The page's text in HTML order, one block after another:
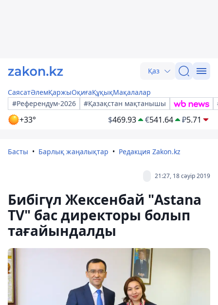
Қаз
СаясатӘлемҚаржыОқиғаҚұқықМақалалар
#Референдум-2026
#Қазақстан мақтанышы
+33° $469.93 €541.64 ₽5.71
Басты Барлық жаңалықтар Редакция Zakon.kz
21:27, 18 сәуір 2019
Бибігүл Жексенбай "Astana
TV" бас директоры болып
тағайындалды